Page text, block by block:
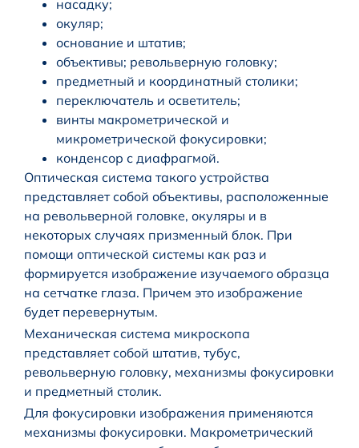
насадку;
окуляр;
основание и штатив;
объективы; револьверную головку;
предметный и координатный столики;
переключатель и осветитель;
винты макрометрической и
микрометрической фокусировки;
конденсор с диафрагмой.
Оптическая система такого устройства
представляет собой объективы, расположенные
на револьверной головке, окуляры и в
некоторых случаях призменный блок. При
помощи оптической системы как раз и
формируется изображение изучаемого образца
на сетчатке глаза. Причем это изображение
будет перевернутым.
Механическая система микроскопа
представляет собой штатив, тубус,
револьверную головку, механизмы фокусировки
и предметный столик.
Для фокусировки изображения применяются
механизмы фокусировки. Макрометрический